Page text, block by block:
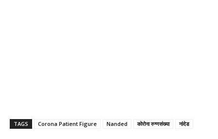
TAGS Corona Patient Figure Nanded कोरोना रुग्णसंख्या नांदेड